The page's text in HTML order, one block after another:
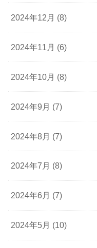
2024年12月 (8)
2024年11月 (6)
2024年10月 (8)
2024年9月 (7)
2024年8月 (7)
2024年7月 (8)
2024年6月 (7)
2024年5月 (10)